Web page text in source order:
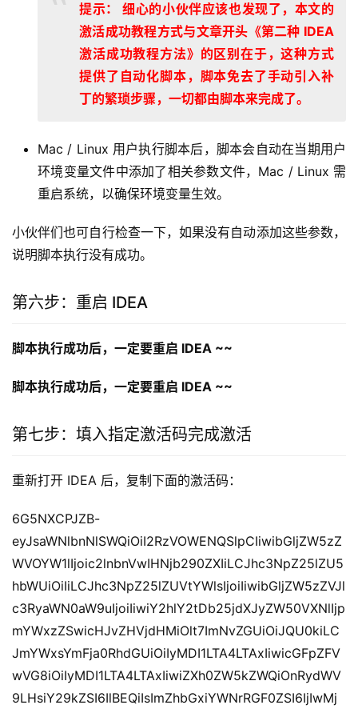
提示： 细心的小伙伴应该也发现了，本文的
激活成功教程方式与文章开头《第二种 IDEA
激活成功教程方法》的区别在于，这种方式
提供了自动化脚本，脚本免去了手动引入补
丁的繁琐步骤，一切都由脚本来完成了。
Mac / Linux 用户执行脚本后，脚本会自动在当期用户
环境变量文件中添加了相关参数文件，Mac / Linux 需
重启系统，以确保环境变量生效。
小伙伴们也可自行检查一下，如果没有自动添加这些参数，
说明脚本执行没有成功。
第六步：重启 IDEA
脚本执行成功后，一定要重启 IDEA ~~
脚本执行成功后，一定要重启 IDEA ~~
第七步：填入指定激活码完成激活
重新打开 IDEA 后，复制下面的激活码：
6G5NXCPJZB-
eyJsaWNlbnNlSWQiOiI2RzVOWENQSlpCIiwibGljZW5zZ
WVOYW1lIjoic2lnbnVwIHNjb290ZXIiLCJhc3NpZ25lZU5
hbWUiOiIiLCJhc3NpZ25lZUVtYWlsIjoiIiwibGljZW5zZVJl
c3RyaWN0aW9uIjoiIiwiY2hlY2tDb25jdXJyZW50VXNlIjp
mYWxzZSwicHJvZHVjdHMiOlt7ImNvZGUiOiJQU0kiLC
JmYWxsYmFja0RhdGUiOiIyMDI1LTA4LTAxIiwicGFpZFV
wVG8iOiIyMDI1LTA4LTAxIiwiZXh0ZW5kZWQiOnRydWV
9LHsiY29kZSI6IlBEQiIsImZhbGxiYWNrRGF0ZSI6IjIwMj